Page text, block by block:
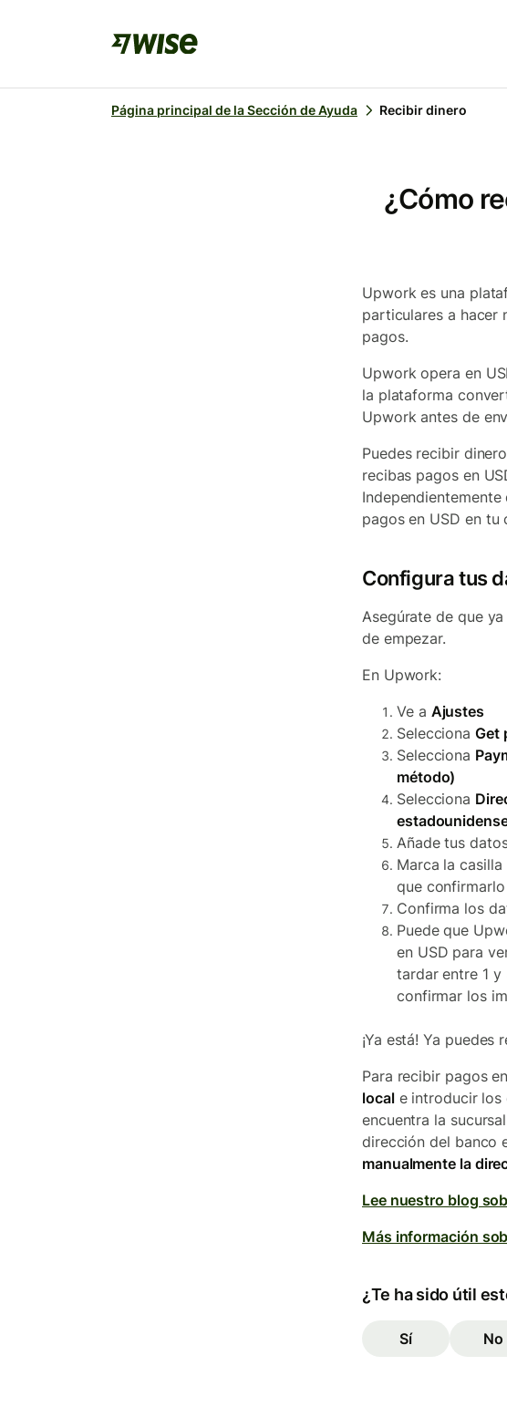
Página principal de la Sección de Ayuda Recibir dinero
¿Cómo
Upwork es una
particulares a hacer
pagos.
Upwork opera en
la plataforma
Upwork antes de
Puedes recibir
recibas pagos en
pagos en USD en tu
Configura tus
Asegúrate de que
de empezar.
En Upwork:
Ve a Ajustes
SeleccionaGet
Selecciona
método)
Selecciona
Añade tus
Marca la
que
Confirma los
Puede que
en USD para
tardar entre 1
confirmar los
¡Ya está! Ya
Para recibir pagos
locale introducir los
encuentra la
dirección del banco
manualmente la
Lee nuestro blog
Más información
¿Te ha sido útil
Sí No